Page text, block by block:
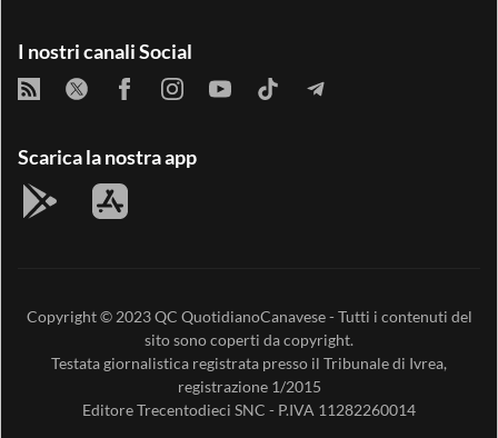
I nostri canali Social
Scarica la nostra app
Copyright © 2023QC QuotidianoCanavese- Tutti i contenuti del
sito sono coperti da copyright.
Testata giornalistica registrata presso il Tribunale di Ivrea,
registrazione 1/2015
EditoreTrecentodieci SNC - P.IVA 11282260014